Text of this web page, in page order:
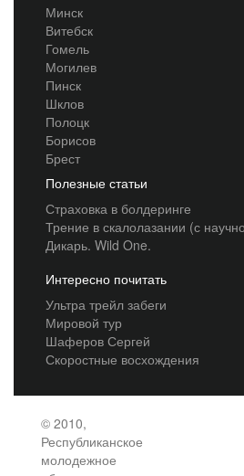
Минск
Витебск
Гомель
Могилев
Пинск
Шклов
Полоцк
Борисов
Брест
Полезные статьи
Страховка в болдеринге
Трение в скалолазании (с
Дикарь. Wild One.
Интересно почитать
Ультра трейл забеги
Мировой тур
Шаферов Сергей
Скоростные восхождения
© 2010,
Республиканское
молодежное